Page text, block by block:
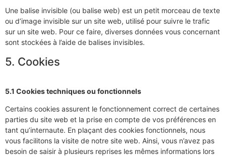
Une balise invisible (ou balise web) est un petit morceau de texte
ou d’image invisible sur un site web, utilisé pour suivre le trafic
sur un site web. Pour ce faire, diverses données vous concernant
sont stockées à l’aide de balises invisibles.
5. Cookies
5.1 Cookies techniques ou fonctionnels
Certains cookies assurent le fonctionnement correct de certaines
parties du site web et la prise en compte de vos préférences en
tant qu’internaute. En plaçant des cookies fonctionnels, nous
vous facilitons la visite de notre site web. Ainsi, vous n’avez pas
besoin de saisir à plusieurs reprises les mêmes informations lors